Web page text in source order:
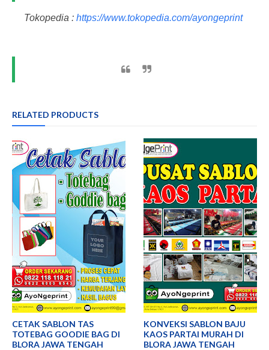
Tokopedia : https://www.tokopedia.com/ayongeprint
RELATED PRODUCTS
CETAK SABLON TAS
TOTEBAG GOODIE BAG DI
BLORA JAWA TENGAH
KONVEKSI SABLON BAJU
KAOS PARTAI MURAH DI
BLORA JAWA TENGAH